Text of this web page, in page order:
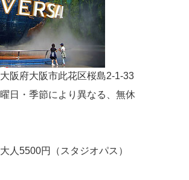
大阪府大阪市此花区桜島2-1-33
曜日・季節により異なる、無休
大人5500円（スタジオパス）